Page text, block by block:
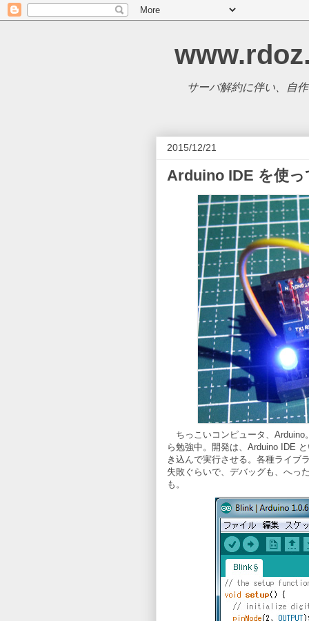
サーバ解約に伴い、自
2015/12/21
Arduino IDE を使っ
ちっこいコンピュータ、Arduino
ら勉強中。開発は、Arduino IDE
き込んで実行させる。各種ライブ
失敗ぐらいで、デバッグも、へっ
も。